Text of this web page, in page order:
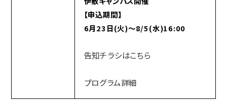
【申込期間】
6月23日(火)～8/5(水)16:00
告知チラシはこちら
プログラム詳細